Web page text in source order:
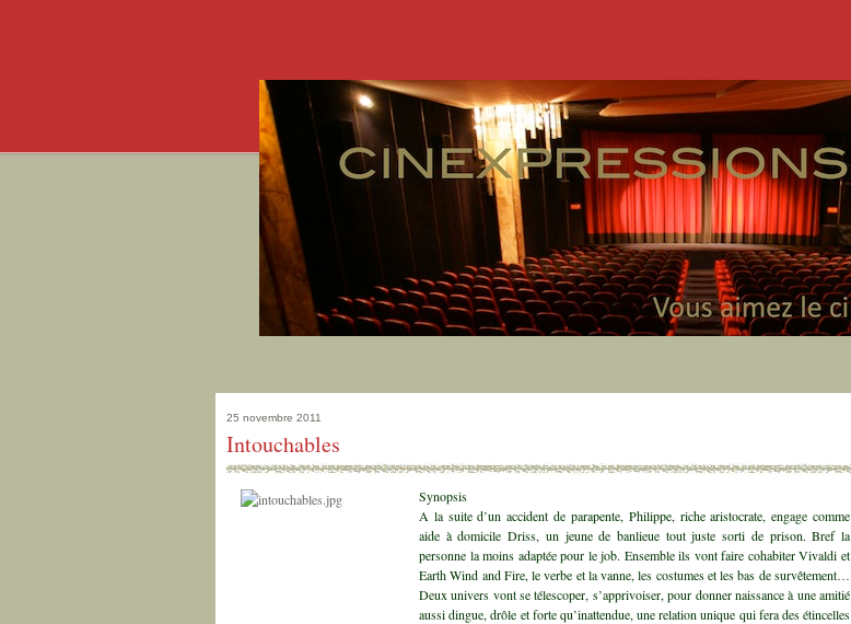
25 novembre 2011
Intouchables
Synopsis
A la suite d’un accident de parapente, Philippe, riche aristocrate, engage comme
aide à domicile Driss, un jeune de banlieue tout juste sorti de prison. Bref la
personne la moins adaptée pour le job. Ensemble ils vont faire cohabiter Vivaldi et
Earth Wind and Fire, le verbe et la vanne, les costumes et les bas de survêtement…
Deux univers vont se télescoper, s’apprivoiser, pour donner naissance à une amitié
aussi dingue, drôle et forte qu’inattendue, une relation unique qui fera des étincelles